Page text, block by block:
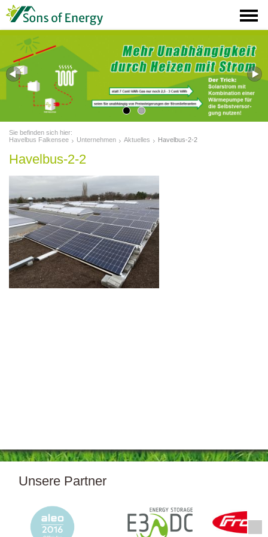
Sie befinden sich hier:
Havelbus Falkensee
Unternehmen Aktuelles Havelbus-2-2
Havelbus-2-2
Unsere Partner